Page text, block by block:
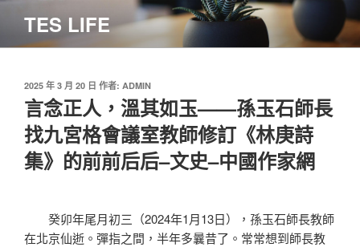
主
TES LIFE
發
佈
於
2025 年 3 月 20 日 作者: ADMIN
言念正人，溫其如玉——孫玉石師長
找九宮格會議室教師修訂《林庚詩
集》的前前后后–文史–中國作家網
癸卯年尾月初三（2024年1月13日），孫玉石師長教師
在北京仙逝。彈指之間，半年多曩昔了。常常想到師長教